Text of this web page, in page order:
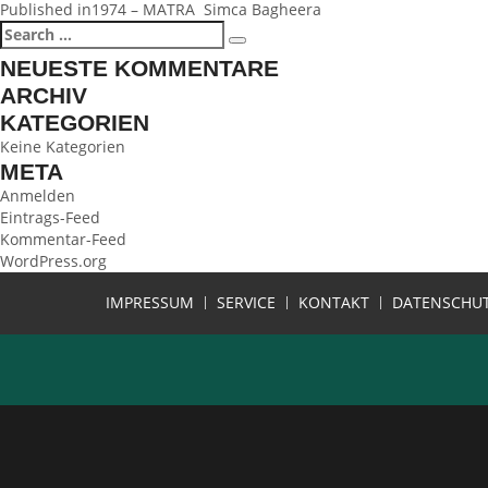
BEITRAGSNAVIGATION
Published in1974 – MATRA Simca Bagheera
Search
for:
Search
NEUESTE KOMMENTARE
ARCHIV
KATEGORIEN
Keine Kategorien
META
Anmelden
Eintrags-Feed
Kommentar-Feed
WordPress.org
IMPRESSUM
SERVICE KONTAKT